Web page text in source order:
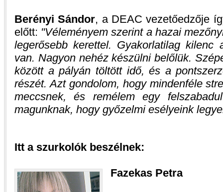
Berényi Sándor, a DEAC vezetőedzője
előtt:
Véleményem szerint a hazai
legerősebb kerettel. Gyakorlatilag kilenc
van. Nagyon nehéz készülni belőlük.
között a pályán töltött idő, és a
részét. Azt gondolom, hogy mindenféle
meccsnek, és remélem egy
magunknak, hogy győzelmi esélyeink
Itt a szurkolók beszélnek:
Fazekas Petra